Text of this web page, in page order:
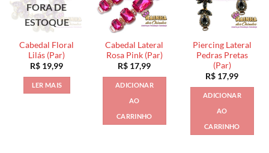
FORA DE
ESTOQUE
Cabedal Floral
Lilás (Par)
R$ 19,99
LER MAIS
Cabedal Lateral
Rosa Pink (Par)
R$ 17,99
ADICIONAR
AO
CARRINHO
Piercing Lateral
Pedras Pretas
(Par)
R$ 17,99
ADICIONAR
AO
CARRINHO